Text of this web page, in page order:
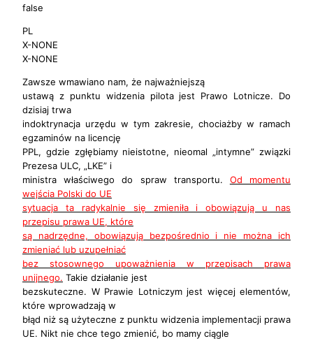
false
PL
X-NONE
X-NONE
Zawsze wmawiano nam, że najważniejszą
ustawą z punktu widzenia pilota jest Prawo Lotnicze. Do
dzisiaj trwa
indoktrynacja urzędu w tym zakresie, chociażby w ramach
egzaminów na licencję
PPL, gdzie zgłębiamy nieistotne, nieomal „intymne” związki
Prezesa ULC, „LKE” i
ministra właściwego do spraw transportu. Od momentu
wejścia Polski do UE
sytuacja ta radykalnie się zmieniła i obowiązują u nas
przepisu prawa UE, które
są nadrzędne, obowiązują bezpośrednio i nie można ich
zmieniać lub uzupełniać
bez stosownego upoważnienia w przepisach prawa
unijnego. Takie działanie jest
bezskuteczne. W Prawie Lotniczym jest więcej elementów,
które wprowadzają w
błąd niż są użyteczne z punktu widzenia implementacji prawa
UE. Nikt nie chce tego zmienić, bo mamy ciągle